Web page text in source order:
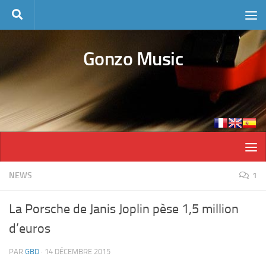
Skip to content
Gonzo Music
NEWS 1
La Porsche de Janis Joplin pèse 1,5 million
d’euros
PAR GBD · 14 DÉCEMBRE 2015